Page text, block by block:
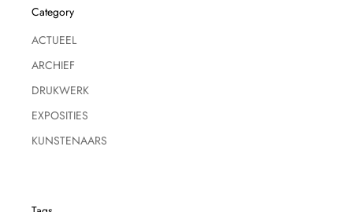
Category
ACTUEEL
ARCHIEF
DRUKWERK
EXPOSITIES
KUNSTENAARS